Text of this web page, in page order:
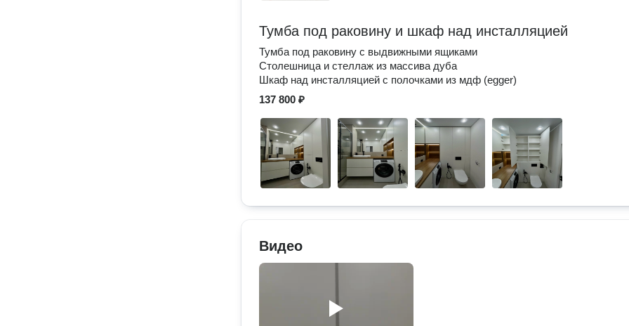
Тумба под раковину и шкаф над инсталляцией
Тумба под раковину с выдвижными ящиками
Столешница и стеллаж из массива дуба
Шкаф над инсталляцией с полочками из мдф (egger)
137 800 ₽
Видео